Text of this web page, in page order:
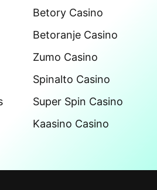
Betory Casino
Betoranje Casino
Zumo Casino
Spinalto Casino
Super Spin Casino
Kaasino Casino